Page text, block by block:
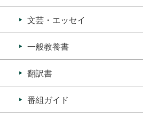
文芸・エッセイ
一般教養書
翻訳書
番組ガイド